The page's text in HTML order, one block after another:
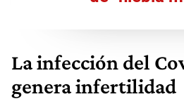
La infección del
genera infertilidad